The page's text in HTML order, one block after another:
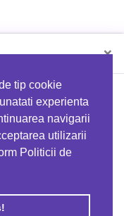
tip cookie
experienta
navigarii
utilizarii
Politicii de
×
folosind codul